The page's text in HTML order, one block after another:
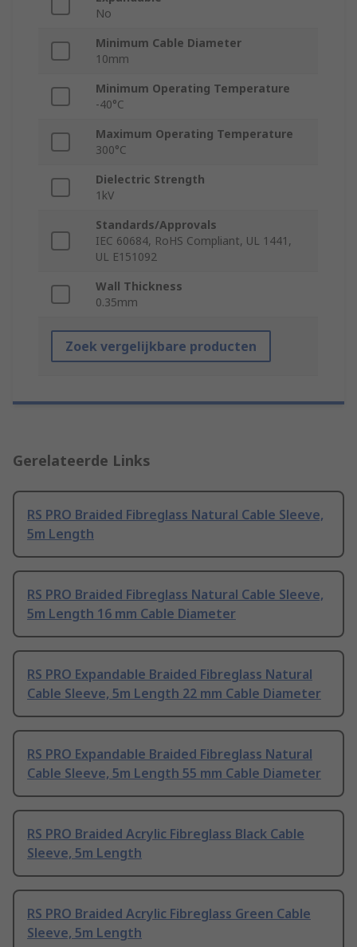
No
Minimum Cable Diameter
10mm
Minimum Operating Temperature
-40°C
Maximum Operating Temperature
300°C
Dielectric Strength
1kV
Standards/Approvals
IEC 60684, RoHS Compliant, UL 1441,
UL E151092
Wall Thickness
0.35mm
Zoek vergelijkbare producten
Gerelateerde Links
RS PRO Braided Fibreglass Natural Cable Sleeve,
5m Length
RS PRO Braided Fibreglass Natural Cable Sleeve,
5m Length 16 mm Cable Diameter
RS PRO Expandable Braided Fibreglass Natural
Cable Sleeve, 5m Length 22 mm Cable Diameter
RS PRO Expandable Braided Fibreglass Natural
Cable Sleeve, 5m Length 55 mm Cable Diameter
RS PRO Braided Acrylic Fibreglass Black Cable
Sleeve, 5m Length
RS PRO Braided Acrylic Fibreglass Green Cable
Sleeve, 5m Length